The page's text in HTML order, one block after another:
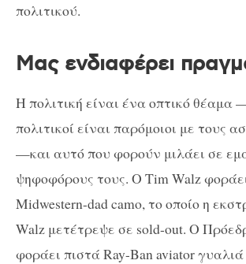
πολιτικού.
Μας ενδιαφέρει
Η πολιτική είναι ένα οπτικό θέαμα
πολιτικοί είναι παρόμοιοι με τους
—και αυτό που φορούν μιλάει σε
ψηφοφόρους τους. Ο Tim Walz
Midwestern-dad camo, το οποίο η
Walz μετέτρεψε σε sold-out. Ο
φοράει πιστά Ray-Ban aviator